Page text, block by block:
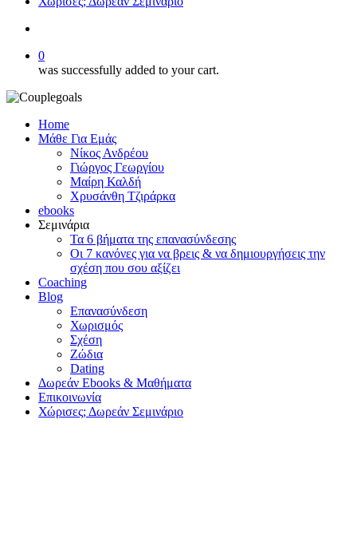
0
was successfully added to your cart.
Home
Μάθε Για Εμάς
Νίκος Ανδρέου
Γιώργος Γεωργίου
Μαίρη Καλδή
Χρυσάνθη Τζιράρκα
ebooks
Σεμινάρια
Τα 6 βήματα της επανασύνδεσης
Οι 7 κανόνες για να βρεις & να δημιουργήσεις την
σχέση που σου αξίζει
Coaching
Blog
Επανασύνδεση
Χωρισμός
Σχέση
Ζώδια
Dating
Δωρεάν Ebooks & Μαθήματα
Επικοινωνία
Χώρισες; Δωρεάν Σεμινάριο